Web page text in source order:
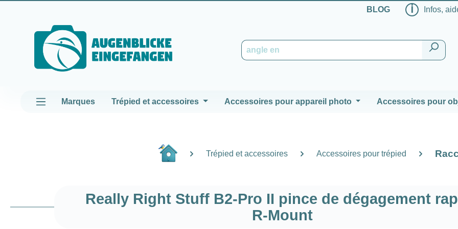
BLOG ℹ Infos,
Marques Trépied et accessoires Accessoires pour appareil photo Accessoires pour
Trépied et accessoires Accessoires pour trépied
Really Right Stuff B2-Pro II pince de dégagement
R-Mount